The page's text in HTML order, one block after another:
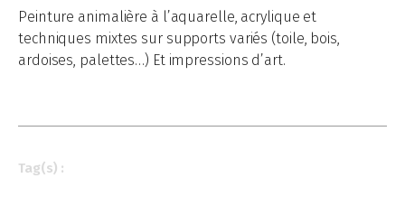
Peinture animalière à l’aquarelle, acrylique et
techniques mixtes sur supports variés (toile, bois,
ardoises, palettes…) Et impressions d’art.
Tag(s) :